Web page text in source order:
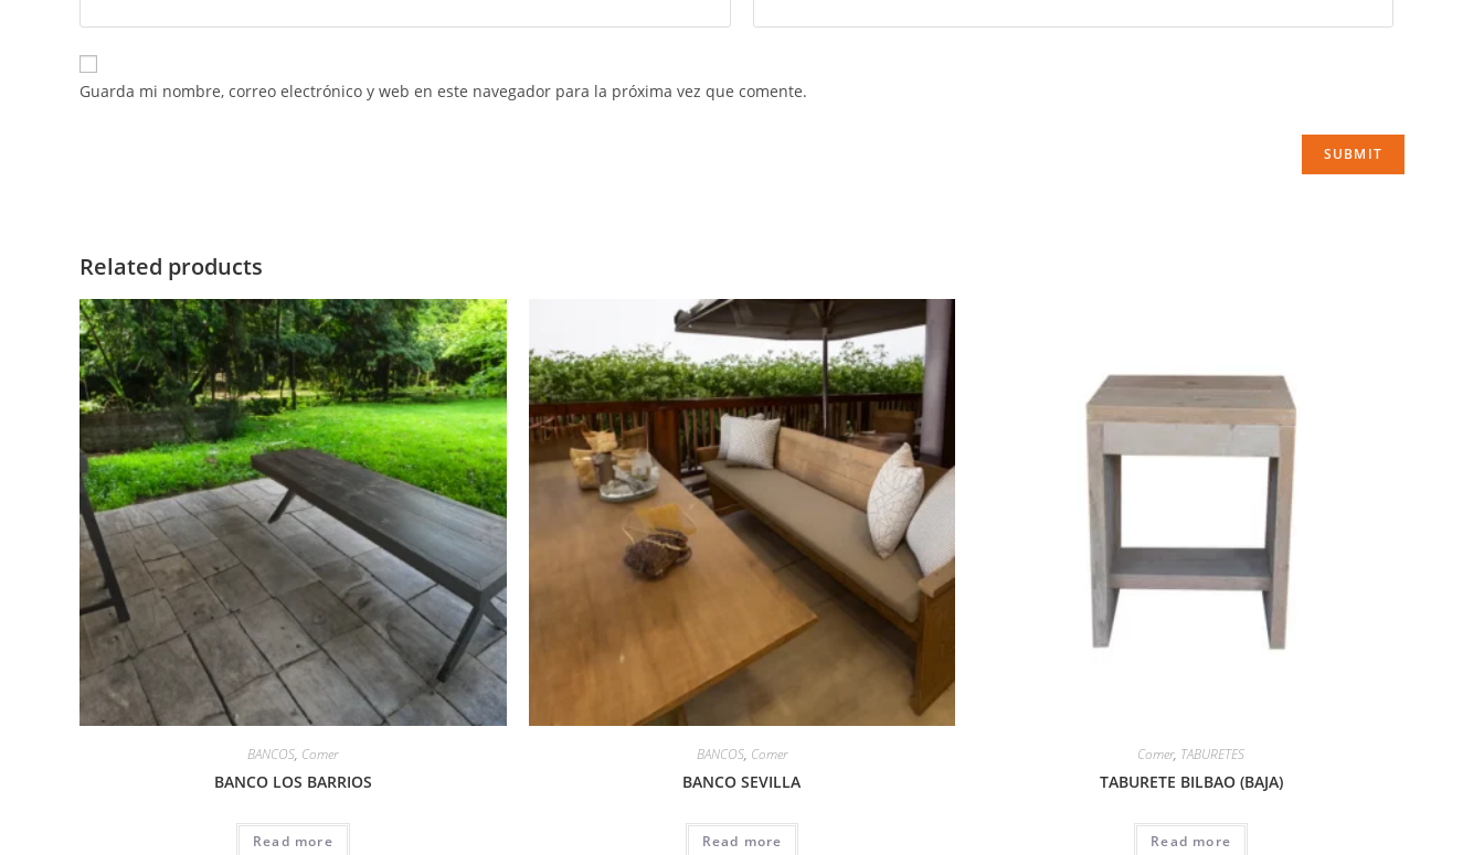
Guarda mi nombre, correo electrónico y web en este navegador para la próxima vez que comente.
Related products
BANCOS, Comer
BANCO LOS BARRIOS
Read more
BANCOS, Comer
BANCO SEVILLA
Read more
Comer, TABURETES
TABURETE BILBAO (BAJA)
Read more